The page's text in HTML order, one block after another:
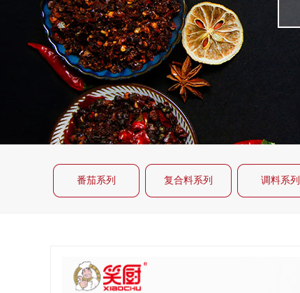
番茄系列 复合料系列 调料系列